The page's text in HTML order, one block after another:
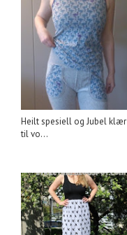
Heilt spesiell og Jubel klær
til vo...